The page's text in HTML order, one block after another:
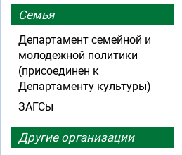
Семья
Департамент семейной и
молодежной политики
(присоединен к
Департаменту культуры)
ЗАГСы
Другие организации